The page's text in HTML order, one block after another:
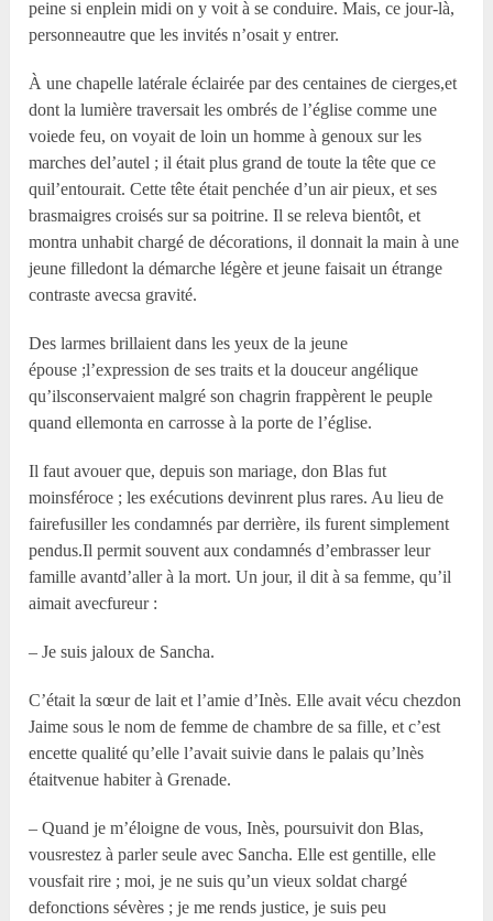
peine si enplein midi on y voit à se conduire. Mais, ce jour-là,
personneautre que les invités n’osait y entrer.
À une chapelle latérale éclairée par des centaines de cierges,et
dont la lumière traversait les ombrés de l’église comme une
voiede feu, on voyait de loin un homme à genoux sur les
marches del’autel ; il était plus grand de toute la tête que ce
quil’entourait. Cette tête était penchée d’un air pieux, et ses
brasmaigres croisés sur sa poitrine. Il se releva bientôt, et
montra unhabit chargé de décorations, il donnait la main à une
jeune filledont la démarche légère et jeune faisait un étrange
contraste avecsa gravité.
Des larmes brillaient dans les yeux de la jeune
épouse ;l’expression de ses traits et la douceur angélique
qu’ilsconservaient malgré son chagrin frappèrent le peuple
quand ellemonta en carrosse à la porte de l’église.
Il faut avouer que, depuis son mariage, don Blas fut
moinsféroce ; les exécutions devinrent plus rares. Au lieu de
fairefusiller les condamnés par derrière, ils furent simplement
pendus.Il permit souvent aux condamnés d’embrasser leur
famille avantd’aller à la mort. Un jour, il dit à sa femme, qu’il
aimait avecfureur :
– Je suis jaloux de Sancha.
C’était la sœur de lait et l’amie d’Inès. Elle avait vécu chezdon
Jaime sous le nom de femme de chambre de sa fille, et c’est
encette qualité qu’elle l’avait suivie dans le palais qu’lnès
étaitvenue habiter à Grenade.
– Quand je m’éloigne de vous, Inès, poursuivit don Blas,
vousrestez à parler seule avec Sancha. Elle est gentille, elle
vousfait rire ; moi, je ne suis qu’un vieux soldat chargé
defonctions sévères ; je me rends justice, je suis peu